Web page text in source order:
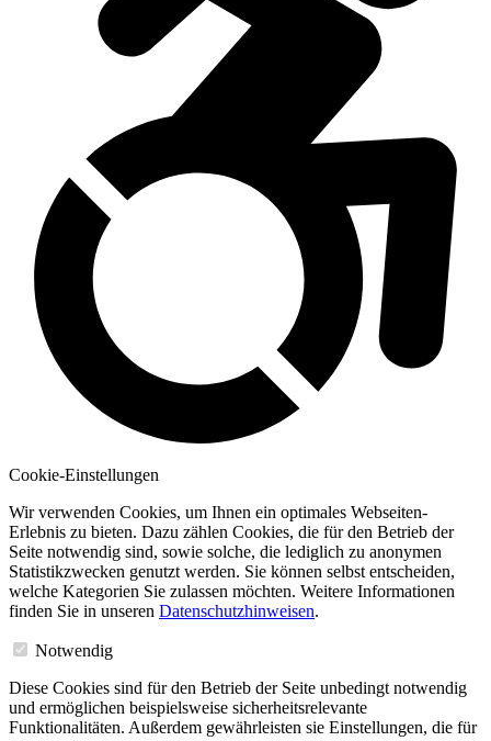
Cookie-Einstellungen
Wir verwenden Cookies, um Ihnen ein optimales Webseiten-
Erlebnis zu bieten. Dazu zählen Cookies, die für den Betrieb der
Seite notwendig sind, sowie solche, die lediglich zu anonymen
Statistikzwecken genutzt werden. Sie können selbst entscheiden,
welche Kategorien Sie zulassen möchten. Weitere Informationen
finden Sie in unseren Datenschutzhinweisen.
Notwendig
Diese Cookies sind für den Betrieb der Seite unbedingt notwendig
und ermöglichen beispielsweise sicherheitsrelevante
Funktionalitäten. Außerdem gewährleisten sie Einstellungen, die für